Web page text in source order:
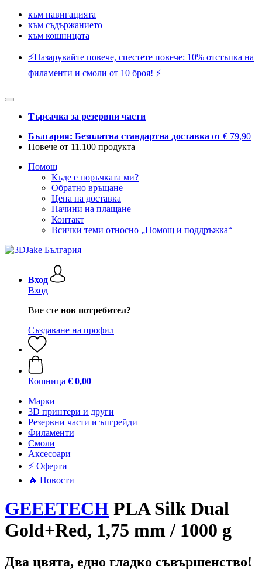
към навигацията
към съдържанието
към кошницата
⚡️Пазарувайте повече, спестете повече: 10% отстъпка на
филаменти и смоли от 10 броя! ⚡️
Търсачка за резервни части
България: Безплатна стандартна доставка от € 79,90
Повече от 11.100 продукта
Помощ
Къде е поръчката ми?
Обратно връщане
Цена на доставка
Начини на плащане
Контакт
Всички теми относно „Помощ и поддръжка“
Вход
Вход
Вие сте нов потребител?
Създаване на профил
Кошница € 0,00
Mарки
3D принтери и други
Резервни части и ъпгрейди
Филаменти
Смоли
Аксесоари
⚡ Оферти
🔥 Новости
GEEETECH PLA Silk Dual
Gold+Red, 1,75 mm / 1000 g
Два цвята, едно гладко съвършенство!